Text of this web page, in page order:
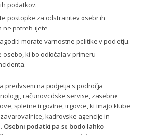
podatkov.
postopke za odstranitev osebnih
ne potrebujete.
morate varnostne politike v podjetju.
osebo, ki bo odločala v primeru
predvsem na podjetja s področja
računovodske servise, zasebne
spletne trgovine, trgovce, ki imajo klube
kadrovske agencije in
Osebni podatki pa se bodo lahko